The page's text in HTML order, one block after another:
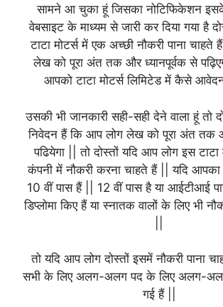
सामने आ चुका हूं जिसका नोटिफिकेशन
वेबसाइट के माध्यम से जारी कर दिया गया है
टाटा मोटर्स में एक अच्छी नौकरी पाना
लेख को पूरा अंत तक और ध्यानपूर्वक से
आपको टाटा मोटर्स लिमिटेड में कैसे
उसकी भी जानकारी सही-सही देने वाला हूं तो
निवेदन हैं कि आप लोग लेख को पूरा अंत तक
पढियेगा || तो दोस्तों यदि आप लोग इस टाटा
कंपनी में नौकरी करना चाहते हैं || यदि आपका
10 वीं पास हैं || 12 वीं पास है या आईटीआई
डिप्लोमा किए हैं या स्नातक वालों के लिए भी
तो यदि आप लोग दोस्तों इसमें नौकरी पाना
सभी के लिए अलग-अलग पद के लिए अलग-अलग
गई हैं ||